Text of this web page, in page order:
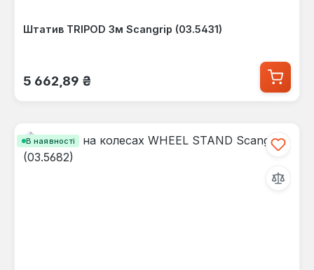
Штатив TRIPOD 3м Scangrip (03.5431)
Звичайна ціна:
5 662,89 ₴
В наявності